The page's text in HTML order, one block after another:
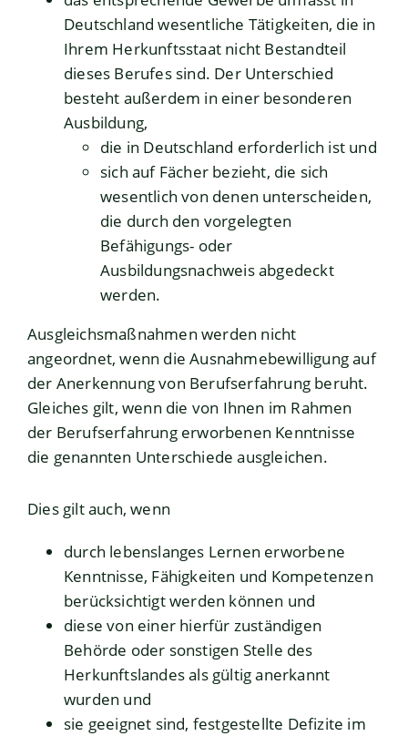
Deutschland wesentliche Tätigkeiten, die in
Ihrem Herkunftsstaat nicht Bestandteil
dieses Berufes sind. Der Unterschied
besteht außerdem in einer besonderen
Ausbildung,
die in Deutschland erforderlich ist und
sich auf Fächer bezieht, die sich
wesentlich von denen unterscheiden,
die durch den vorgelegten
Befähigungs- oder
Ausbildungsnachweis abgedeckt
werden.
Ausgleichsmaßnahmen werden nicht
angeordnet, wenn die Ausnahmebewilligung auf
der Anerkennung von Berufserfahrung beruht.
Gleiches gilt, wenn die von Ihnen im Rahmen
der Berufserfahrung erworbenen Kenntnisse
die genannten Unterschiede ausgleichen.
Dies gilt auch, wenn
durch lebenslanges Lernen erworbene
Kenntnisse, Fähigkeiten und Kompetenzen
berücksichtigt werden können und
diese von einer hierfür zuständigen
Behörde oder sonstigen Stelle des
Herkunftslandes als gültig anerkannt
wurden und
sie geeignet sind, festgestellte Defizite im